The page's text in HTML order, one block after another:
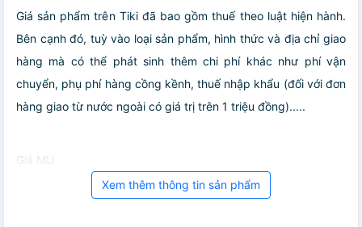
Giá sản phẩm trên Tiki đã bao gồm thuế theo luật hiện hành.
Bên cạnh đó, tuỳ vào loại sản phẩm, hình thức và địa chỉ giao
hàng mà có thể phát sinh thêm chi phí khác như phí vận
chuyển, phụ phí hàng cồng kềnh, thuế nhập khẩu (đối với đơn
hàng giao từ nước ngoài có giá trị trên 1 triệu đồng).....
Giá MU
Xem thêm thông tin sản phẩm